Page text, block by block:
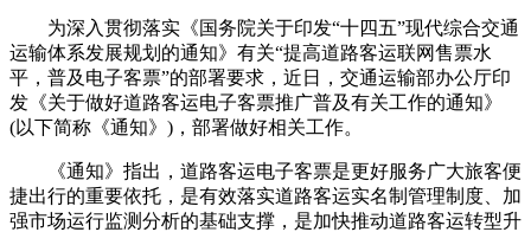
为深入贯彻落实《国务院关于印发“十四五”现代综合交通
运输体系发展规划的通知》有关“提高道路客运联网售票水
平，普及电子客票”的部署要求，近日，交通运输部办公厅印
发《关于做好道路客运电子客票推广普及有关工作的通知》
(以下简称《通知》)，部署做好相关工作。
《通知》指出，道路客运电子客票是更好服务广大旅客便
捷出行的重要依托，是有效落实道路客运实名制管理制度、加
强市场运行监测分析的基础支撑，是加快推动道路客运转型升